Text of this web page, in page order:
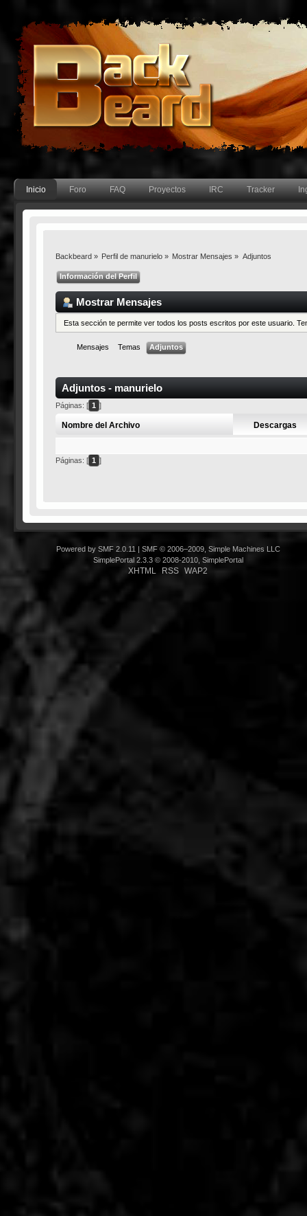
Inicio Foro FAQ Proyectos IRC Tracker
Backbeard» Perfil de manurielo» Mostrar Mensajes » Adjuntos
Información del Perfil
Mostrar Mensajes
Esta sección te permite ver todos los posts escritos por este usuario.
Mensajes Temas Adjuntos
Adjuntos - manurielo
Páginas: [ 1 ]
Nombre del Archivo Descargas
Páginas: [ 1 ]
Powered by SMF 2.0.11
SMF © 2006–2009, Simple Machines LLC
SimplePortal 2.3.3 © 2008-2010, SimplePortal
XHTML RSS WAP2